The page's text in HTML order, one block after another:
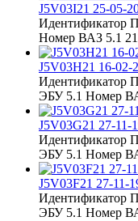
J5V03I21 25-05-
Идентификатор
Номер ВАЗ 5.1
J5V03H21 16-02-
Идентификатор
ЭБУ 5.1 Номер
J5V03G21 27-11-
Идентификатор
ЭБУ 5.1 Номер
J5V03F21 27-11-
Идентификатор
ЭБУ 5.1 Номер